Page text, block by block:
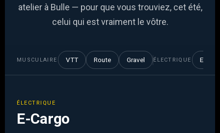
atelier à Bulle — pour que vous trouviez, cet été,
celui qui est vraiment le vôtre.
MUSCULAIRE VTT Route Gravel ÉLECTRIQUE E-VTT
ÉLECTRIQUE
E-Cargo